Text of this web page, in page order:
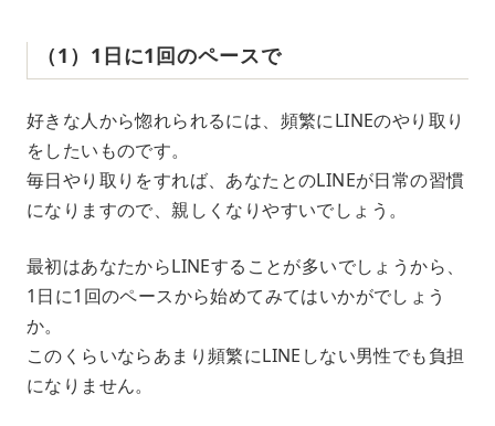
（1）1日に1回のペースで
好きな人から惚れられるには、頻繁にLINEのやり取り
をしたいものです。
毎日やり取りをすれば、あなたとのLINEが日常の習慣
になりますので、親しくなりやすいでしょう。
最初はあなたからLINEすることが多いでしょうから、
1日に1回のペースから始めてみてはいかがでしょう
か。
このくらいならあまり頻繁にLINEしない男性でも負担
になりません。